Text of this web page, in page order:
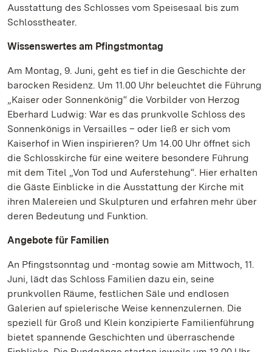
Ausstattung des Schlosses vom Speisesaal bis zum
Schlosstheater.
Wissenswertes am Pfingstmontag
Am Montag, 9. Juni, geht es tief in die Geschichte der
barocken Residenz. Um 11.00 Uhr beleuchtet die Führung
„Kaiser oder Sonnenkönig“ die Vorbilder von Herzog
Eberhard Ludwig: War es das prunkvolle Schloss des
Sonnenkönigs in Versailles – oder ließ er sich vom
Kaiserhof in Wien inspirieren? Um 14.00 Uhr öffnet sich
die Schlosskirche für eine weitere besondere Führung
mit dem Titel „Von Tod und Auferstehung“. Hier erhalten
die Gäste Einblicke in die Ausstattung der Kirche mit
ihren Malereien und Skulpturen und erfahren mehr über
deren Bedeutung und Funktion.
Angebote für Familien
An Pfingstsonntag und -montag sowie am Mittwoch, 11.
Juni, lädt das Schloss Familien dazu ein, seine
prunkvollen Räume, festlichen Säle und endlosen
Galerien auf spielerische Weise kennenzulernen. Die
speziell für Groß und Klein konzipierte Familienführung
bietet spannende Geschichten und überraschende